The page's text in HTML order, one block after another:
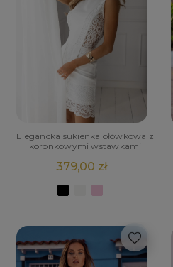
Elegancka sukienka ołówkowa z
koronkowymi wstawkami
379,00 zł